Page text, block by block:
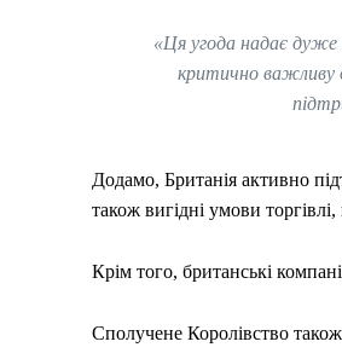
«Ця угода надає дуже
критично важливу
Додамо, Британія активно
також вигідні умови
Крім того, британські
Сполучене Королівство